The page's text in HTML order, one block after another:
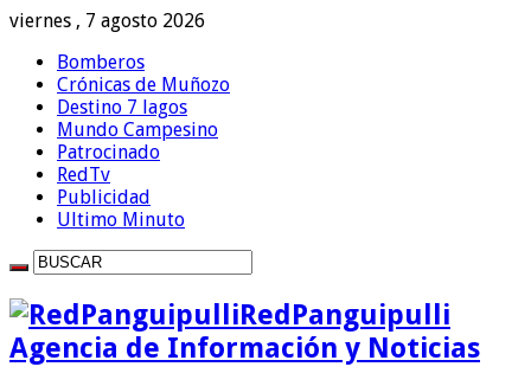
viernes , 7 agosto 2026
Bomberos
Crónicas de Muñozo
Destino 7 lagos
Mundo Campesino
Patrocinado
RedTv
Publicidad
Ultimo Minuto
RedPanguipulli
Agencia de Información y Noticias